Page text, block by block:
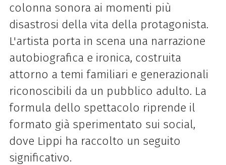
colonna sonora ai momenti più
disastrosi della vita della protagonista.
L'artista porta in scena una narrazione
autobiografica e ironica, costruita
attorno a temi familiari e generazionali
riconoscibili da un pubblico adulto. La
formula dello spettacolo riprende il
formato già sperimentato sui social,
dove Lippi ha raccolto un seguito
significativo.